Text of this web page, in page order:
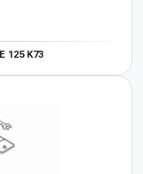
125 K73